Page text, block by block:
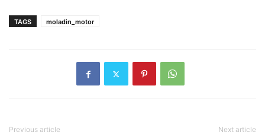
TAGS moladin_motor
Previous article Next article